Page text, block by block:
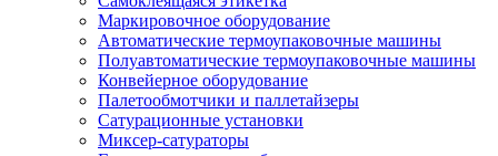
Маркировочное оборудование
Автоматические термоупаковочные машины
Полуавтоматические термоупаковочные машины
Конвейерное оборудование
Палетообмотчики и паллетайзеры
Сатурационные установки
Миксер-сатураторы